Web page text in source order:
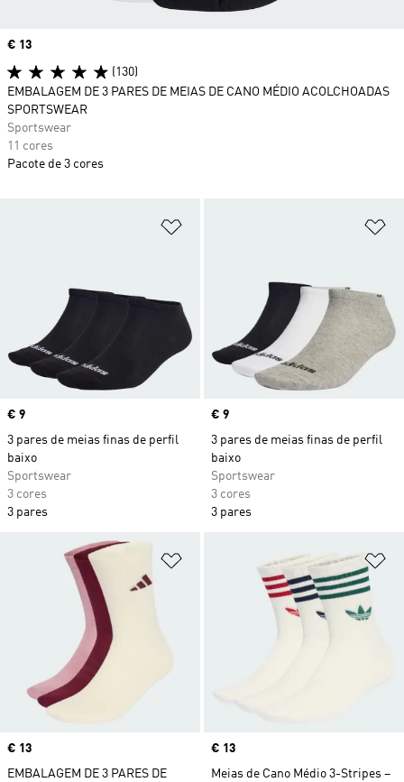
Price
€ 9
3 pares de meias finas de perfil
baixo
Sportswear
3 cores
3 pares
Price
€ 9
3 pares de meias finas de perfil
baixo
Sportswear
3 cores
3 pares
Adicionar à Lista de Desejos
Price
€ 13
EMBALAGEM DE 3 PARES DE
Price
€ 13
Meias de Cano Médio 3-Stripes –
Price
€ 13
(130)
EMBALAGEM DE 3 PARES DE MEIAS DE CANO MÉDIO ACOLCHOADAS
SPORTSWEAR
Sportswear
11 cores
Pacote de 3 cores